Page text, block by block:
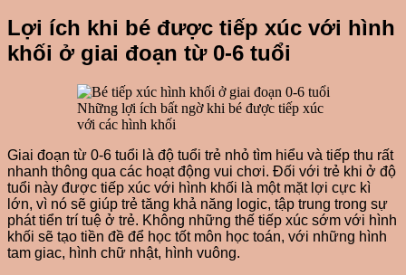
Lợi ích khi bé được tiếp xúc với hình
khối ở giai đoạn từ 0-6 tuổi
Những lợi ích bất ngờ khi bé được tiếp xúc
với các hình khối
Giai đoạn từ 0-6 tuổi là độ tuổi trẻ nhỏ tìm hiểu và tiếp thu rất
nhanh thông qua các hoạt động vui chơi. Đối với trẻ khi ở độ
tuổi này được tiếp xúc với hình khối là một mặt lợi cực kì
lớn, vì nó sẽ giúp trẻ tăng khả năng logic, tập trung trong sự
phát tiển trí tuệ ở trẻ. Không những thế tiếp xúc sớm với hình
khối sẽ tạo tiền đề để học tốt môn học toán, với những hình
tam giac, hình chữ nhật, hình vuông.